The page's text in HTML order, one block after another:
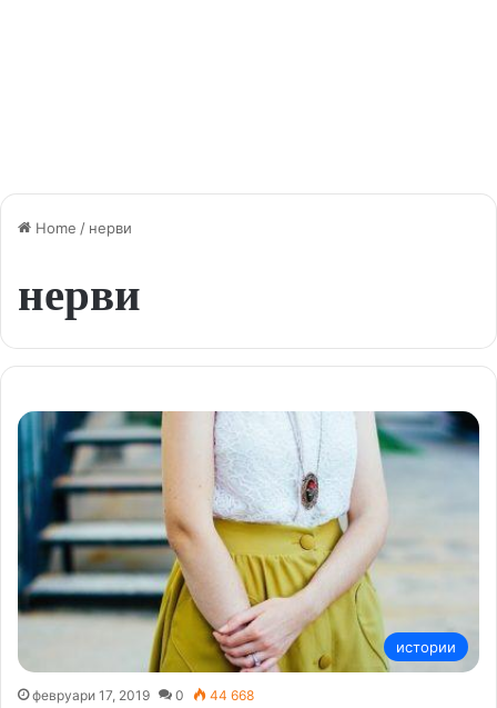
Home / нерви
нерви
истории
февруари 17, 2019 0 44 668